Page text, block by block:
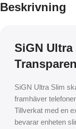
Beskrivning
SiGN
SiGN Ultra Slim
framhäver
Tillverkat med en
bevarar enheten